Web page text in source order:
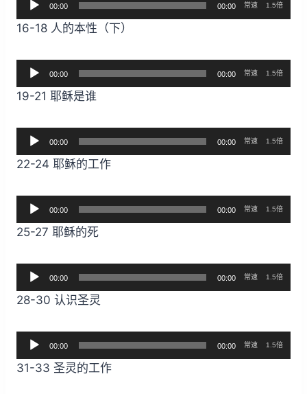
频
播
00:00 00:00 常速 1.5倍
16-18 人的本性（下）
频
播
00:00 00:00 常速 1.5倍
19-21 耶稣是谁
频
播
00:00 00:00 常速 1.5倍
22-24 耶稣的工作
频
播
00:00 00:00 常速 1.5倍
25-27 耶稣的死
频
播
00:00 00:00 常速 1.5倍
28-30 认识圣灵
频
播
00:00 00:00 常速 1.5倍
31-33 圣灵的工作